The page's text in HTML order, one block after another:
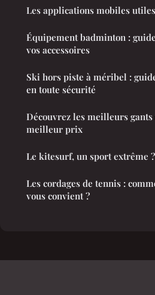
Les applications mobiles
Équipement badminton :
vos accessoires
Ski hors piste à méribel :
en toute sécurité
Découvrez les meilleurs gants
meilleur prix
Le kitesurf, un sport extrême ?
Les cordages de tennis :
vous convient ?